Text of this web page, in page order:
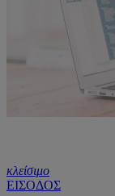
κλείσιμο
ΕΙΣΟΔΟΣ